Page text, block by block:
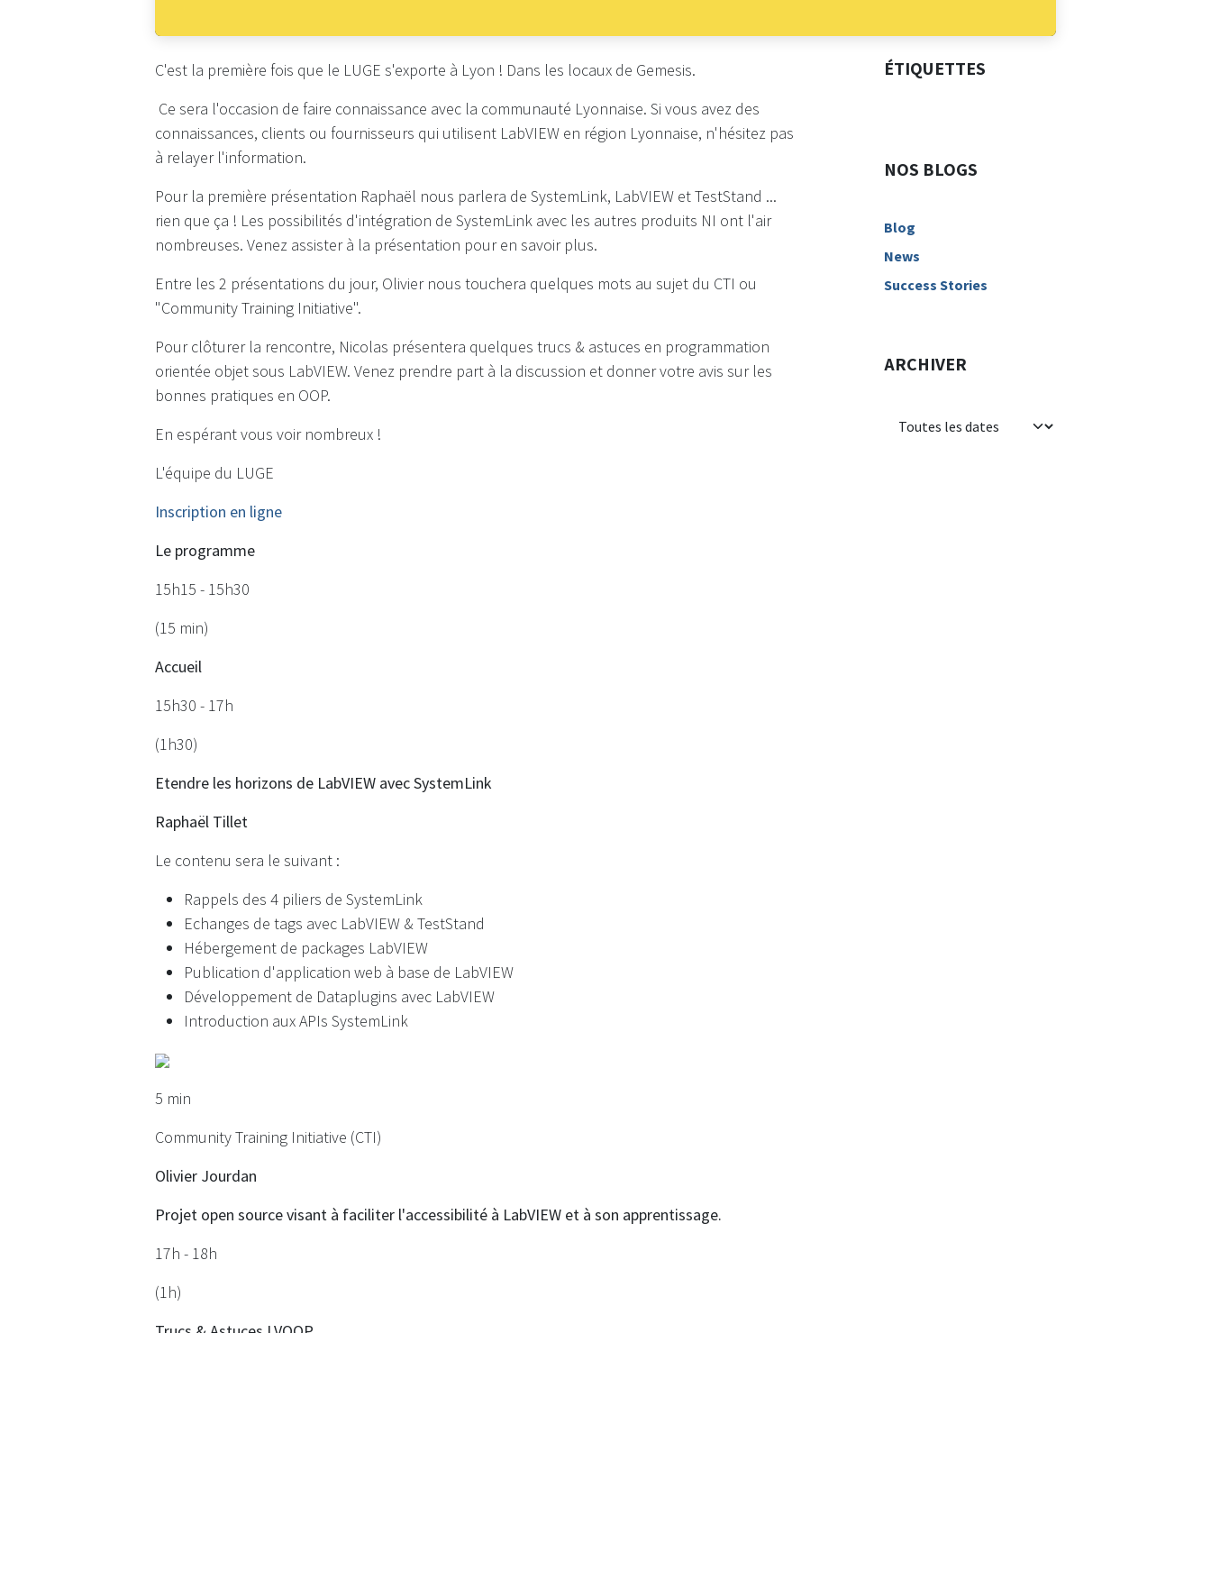
C'est la première fois que le LUGE s'exporte à Lyon ! Dans les locaux de Gemesis.
Ce sera l'occasion de faire connaissance avec la communauté Lyonnaise. Si vous avez des
connaissances, clients ou fournisseurs qui utilisent LabVIEW en région Lyonnaise, n'hésitez pas
à relayer l'information.
Pour la première présentation Raphaël nous parlera de SystemLink, LabVIEW et TestStand ...
rien que ça ! Les possibilités d'intégration de SystemLink avec les autres produits NI ont l'air
nombreuses. Venez assister à la présentation pour en savoir plus.
Entre les 2 présentations du jour, Olivier nous touchera quelques mots au sujet du CTI ou
"Community Training Initiative".
Pour clôturer la rencontre, Nicolas présentera quelques trucs & astuces en programmation
orientée objet sous LabVIEW. Venez prendre part à la discussion et donner votre avis sur les
bonnes pratiques en OOP.
En espérant vous voir nombreux !
L'équipe du LUGE
Inscription en ligne
Le programme
15h15 - 15h30
(15 min)
Accueil
15h30 - 17h
(1h30)
Etendre les horizons de LabVIEW avec SystemLink
Raphaël Tillet
Le contenu sera le suivant :
Rappels des 4 piliers de SystemLink
Echanges de tags avec LabVIEW & TestStand
Hébergement de packages LabVIEW
Publication d'application web à base de LabVIEW
Développement de Dataplugins avec LabVIEW
Introduction aux APIs SystemLink
5 min
Community Training Initiative (CTI)
Olivier Jourdan
Projet open source visant à faciliter l'accessibilité à LabVIEW et à son apprentissage.
17h - 18h
(1h)
Trucs & Astuces LVOOP
ÉTIQUETTES
NOS BLOGS
Blog
News
Success Stories
ARCHIVER